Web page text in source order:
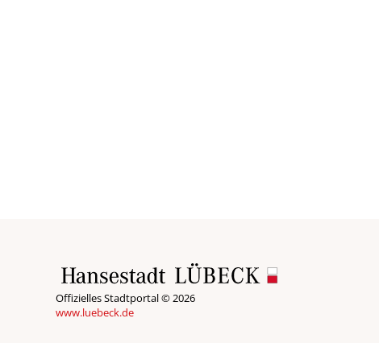
Offizielles Stadtportal © 2026
www.luebeck.de